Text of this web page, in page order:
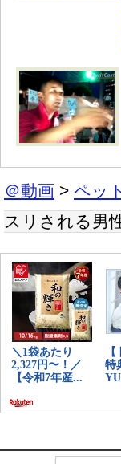
＠動画 > ペッ
スリされる男